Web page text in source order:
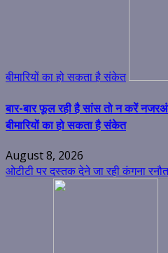
बीमारियों का हो सकता है संकेत
बार-बार फूल रही है सांस तो न करें
बीमारियों का हो सकता है संकेत
August 8, 2026
ओटीटी पर दस्तक देने जा रही कंगना रनौत